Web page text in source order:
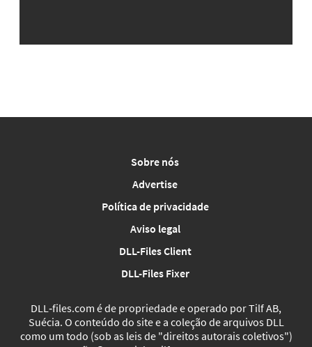
Sobre nós
Advertise
Política de privacidade
Aviso legal
DLL-Files Client
DLL-Files Fixer
DLL‑files.com é de propriedade e operado por Tilf AB,
Suécia. O conteúdo do site e a coleção de arquivos DLL
como um todo (sob as leis de "direitos autorais coletivos")